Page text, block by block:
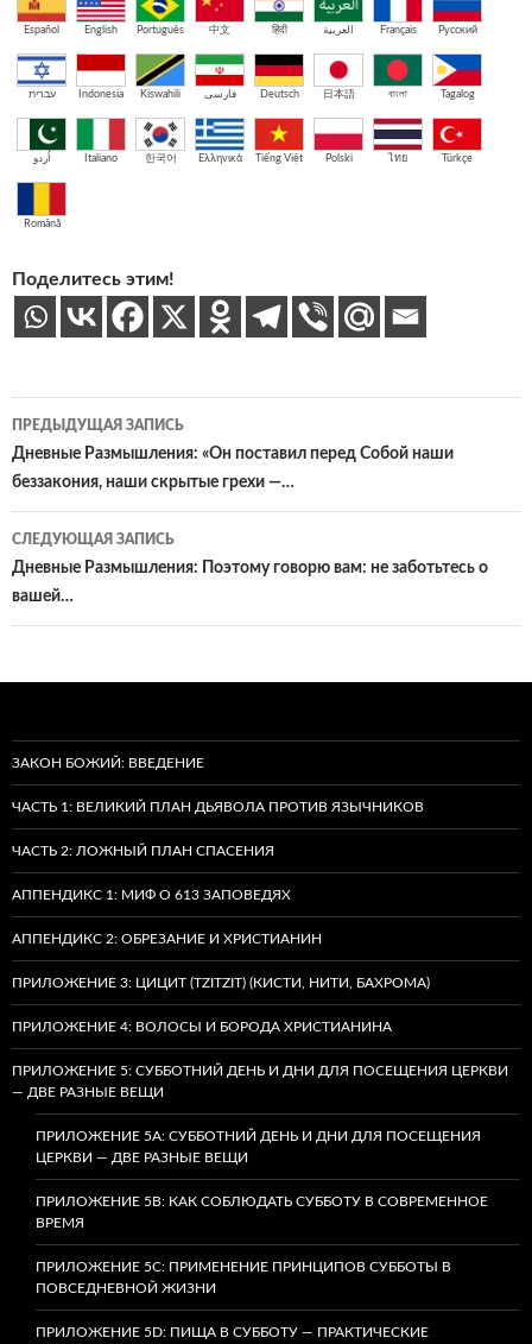
Español English Português 中文 हिंदी العربية Français Русский
עברית Indonesia Kiswahili فارسی Deutsch 日本語 বাংলা Tagalog
اُردو Italiano 한국어 Ελληνικά Tiếng Việt Polski ไทย Türkçe
Română
Поделитесь этим!
Навигация
по
записям
ПРЕДЫДУЩАЯ ЗАПИСЬ
Дневные Размышления: «Он поставил перед Собой наши
беззакония, наши скрытые грехи —…
СЛЕДУЮЩАЯ ЗАПИСЬ
Дневные Размышления: Поэтому говорю вам: не заботьтесь о
вашей…
ЗАКОН БОЖИЙ: ВВЕДЕНИЕ
ЧАСТЬ 1: ВЕЛИКИЙ ПЛАН ДЬЯВОЛА ПРОТИВ ЯЗЫЧНИКОВ
ЧАСТЬ 2: ЛОЖНЫЙ ПЛАН СПАСЕНИЯ
АППЕНДИКС 1: МИФ О 613 ЗАПОВЕДЯХ
АППЕНДИКС 2: ОБРЕЗАНИЕ И ХРИСТИАНИН
ПРИЛОЖЕНИЕ 3: ЦИЦИТ (TZITZIT) (КИСТИ, НИТИ, БАХРОМА)
ПРИЛОЖЕНИЕ 4: ВОЛОСЫ И БОРОДА ХРИСТИАНИНА
ПРИЛОЖЕНИЕ 5: СУББОТНИЙ ДЕНЬ И ДНИ ДЛЯ ПОСЕЩЕНИЯ ЦЕРКВИ
— ДВЕ РАЗНЫЕ ВЕЩИ
ПРИЛОЖЕНИЕ 5A: СУББОТНИЙ ДЕНЬ И ДНИ ДЛЯ ПОСЕЩЕНИЯ
ЦЕРКВИ — ДВЕ РАЗНЫЕ ВЕЩИ
ПРИЛОЖЕНИЕ 5B: КАК СОБЛЮДАТЬ СУББОТУ В СОВРЕМЕННОЕ
ВРЕМЯ
ПРИЛОЖЕНИЕ 5C: ПРИМЕНЕНИЕ ПРИНЦИПОВ СУББОТЫ В
ПОВСЕДНЕВНОЙ ЖИЗНИ
ПРИЛОЖЕНИЕ 5D: ПИЩА В СУББОТУ — ПРАКТИЧЕСКИЕ